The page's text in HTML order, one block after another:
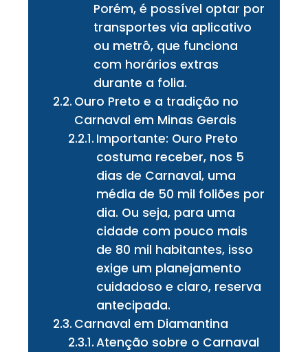
Porém, é possível optar por
transportes via aplicativo
ou metrô, que funciona
com horários extras
durante a folia.
Ouro Preto e a tradição no
Carnaval em Minas Gerais
Importante: Ouro Preto
costuma receber, nos 5
dias de Carnaval, uma
média de 50 mil foliões por
dia. Ou seja, para uma
cidade com pouco mais
de 80 mil habitantes, isso
exige um planejamento
cuidadoso e claro, reserva
antecipada.
Carnaval em Diamantina
Atenção sobre o Carnaval